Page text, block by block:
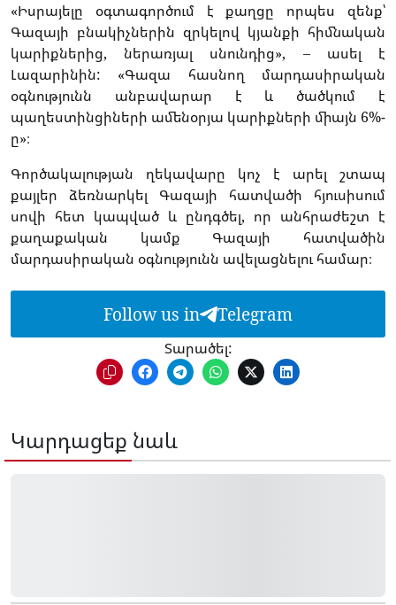
«Իսրայելը օգտագործում է քաղցը որպես զենք՝
Գազայի բնակիչներին զրկելով կյանքի հիմնական
կարիքներից, ներառյալ սնունդից», – ասել է
Լազարինին: «Գազա հասնող մարդասիրական
օգնությունն անբավարար է և ծածկում է
պաղեստինցիների ամենօրյա կարիքների միայն 6%-
ը»։
Գործակալության ղեկավարը կոչ է արել շտապ
քայլեր ձեռնարկել Գազայի հատվածի հյուսիսում
սովի հետ կապված և ընդգծել, որ անհրաժեշտ է
քաղաքական կամք Գազայի հատվածին
մարդասիրական օգնությունն ավելացնելու համար։
Follow us in Telegram
Տարածել:
Կարդացեք նաև